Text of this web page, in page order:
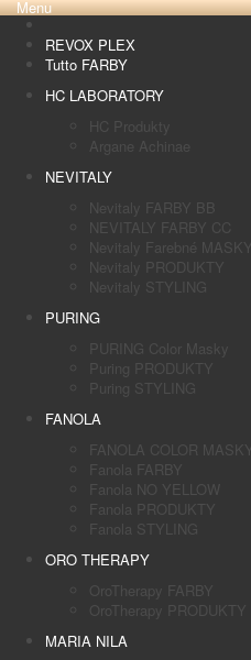
Menu
REVOX PLEX
Tutto FARBY
HC LABORATORY
HC Produkty
Argane Achinae
NEVITALY
Nevitaly FARBY BB
NEVITALY FARBY CC
Nevitaly Farebné MASKY
Nevitaly PRODUKTY
Nevitaly STYLING
PURING
PURING Color Masky
Puring PRODUKTY
Puring STYLING
FANOLA
FANOLA COLOR MASKY
Fanola FARBY
Fanola NO YELLOW
Fanola PRODUKTY
Fanola STYLING
ORO THERAPY
OroTherapy FARBY
OroTherapy PRODUKTY
MARIA NILA